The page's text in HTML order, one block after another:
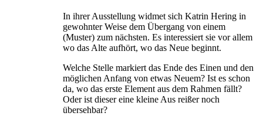
In ihrer Ausstellung widmet sich Katrin Hering in
gewohnter Weise dem Übergang von einem
(Muster) zum nächsten. Es interessiert sie vor allem
wo das Alte aufhört, wo das Neue beginnt.
Welche Stelle markiert das Ende des Einen und den
möglichen Anfang von etwas Neuem? Ist es schon
da, wo das erste Element aus dem Rahmen fällt?
Oder ist dieser eine kleine Aus reißer noch
übersehbar?